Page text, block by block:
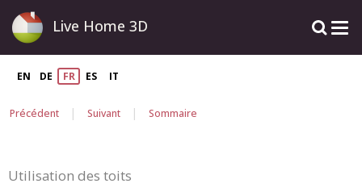
Live Home 3D
EN DE FR ES IT
Précédent | Suivant | Sommaire
Utilisation des toits